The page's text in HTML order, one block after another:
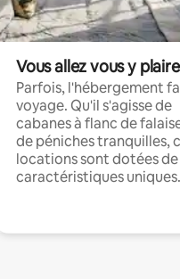
Vous allez vous y plaire
Parfois, l'hébergement
voyage. Qu'il s'agisse de
cabanes à flanc de
de péniches tranquilles,
locations sont dotées de
caractéristiques uniques.